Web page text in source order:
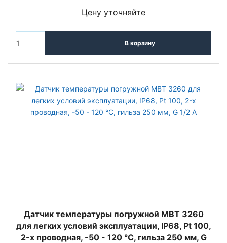
Цену уточняйте
В корзину
Датчик температуры погружной MBT 3260
для легких условий эксплуатации, IP68, Pt 100,
2-х проводная, -50 - 120 °C, гильза 250 мм, G